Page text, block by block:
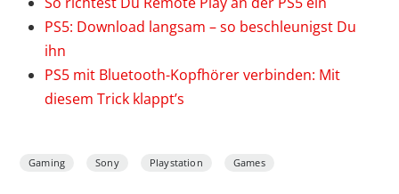
PS5: Download langsam – so beschleunigst Du
ihn
PS5 mit Bluetooth-Kopfhörer verbinden: Mit
diesem Trick klappt’s
Gaming Sony Playstation Games